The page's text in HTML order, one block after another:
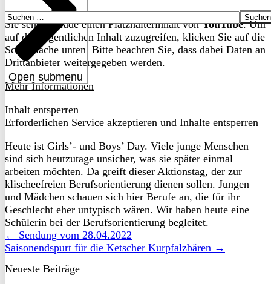
Open submenu
Suchen
nach:
Sie sehen gerade einen Platzhalterinhalt vonYouTube. Um
auf den eigentlichen Inhalt zuzugreifen, klicken Sie auf die
Schaltfläche unten. Bitte beachten Sie, dass dabei Daten an
Drittanbieter weitergegeben werden.
Mehr Informationen
Inhalt entsperren
Erforderlichen Service akzeptieren und Inhalte entsperren
Heute ist Girls’- und Boys’ Day. Viele junge Menschen
sind sich heutzutage unsicher, was sie später einmal
arbeiten möchten. Da greift dieser Aktionstag, der zur
klischeefreien Berufsorientierung dienen sollen. Jungen
und Mädchen schauen sich hier Berufe an, die für ihr
Geschlecht eher untypisch wären. Wir haben heute eine
Schülerin bei der Berufsorientierung begleitet.
← Sendung vom 28.04.2022
Saisonendspurt für die Ketscher Kurpfalzbären →
Neueste Beiträge